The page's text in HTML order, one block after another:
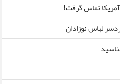
تماس گرفت!
لباس نوزادان